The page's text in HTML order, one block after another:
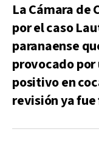
La Cámara de
por el caso
paranaense
provocado
positivo en
revisión ya